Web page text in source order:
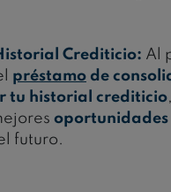
Crediticio: Al
préstamo de
tu historial crediticio,
oportunidades
futuro.